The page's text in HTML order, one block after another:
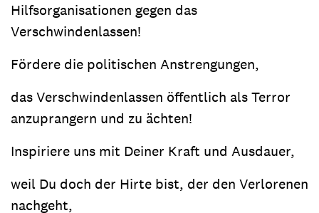
Hilfsorganisationen gegen das
Verschwindenlassen!
Fördere die politischen Anstrengungen,
das Verschwindenlassen öffentlich als Terror
anzuprangern und zu ächten!
Inspiriere uns mit Deiner Kraft und Ausdauer,
weil Du doch der Hirte bist, der den Verlorenen
nachgeht,